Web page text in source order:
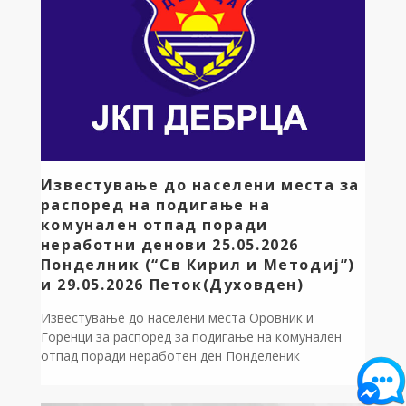
Известување до населени места за
распоред на подигање на
комунален отпад поради
неработни денови 25.05.2026
Понделник (“Св Кирил и Методиј”)
и 29.05.2026 Петок(Духовден)
Известување до населени места Оровник и
Горенци за распоред за подигање на комунален
отпад поради неработен ден Понделеник